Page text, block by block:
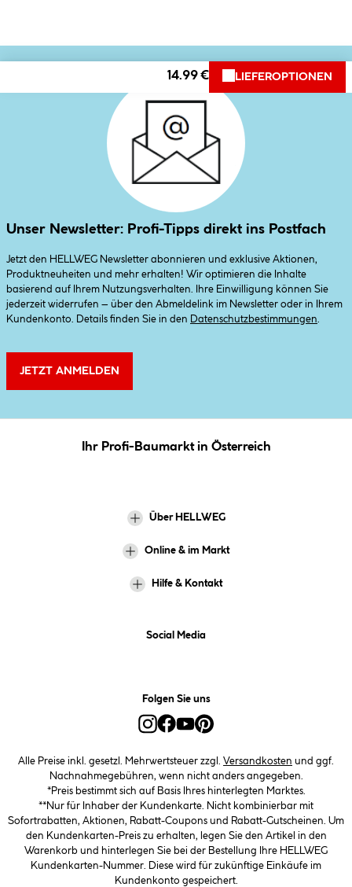
14.99 € LIEFEROPTIONEN
Unser Newsletter: Profi-Tipps direkt ins Postfach
Jetzt den HELLWEG Newsletter abonnieren und exklusive Aktionen,
Produktneuheiten und mehr erhalten! Wir optimieren die Inhalte
basierend auf Ihrem Nutzungsverhalten. Ihre Einwilligung können Sie
jederzeit widerrufen – über den Abmeldelink im Newsletter oder in Ihrem
Kundenkonto. Details finden Sie in den
Datenschutzbestimmungen
JETZT ANMELDEN
Ihr Profi-Baumarkt in Österreich
Über HELLWEG
Online & im Markt
Hilfe & Kontakt
Social Media
Folgen Sie uns
Alle Preise inkl. gesetzl. Mehrwertsteuer zzgl. Versandkosten und ggf.
Nachnahmegebühren, wenn nicht anders angegeben.
*Preis bestimmt sich auf Basis Ihres hinterlegten Marktes.
**Nur für Inhaber der Kundenkarte. Nicht kombinierbar mit
Sofortrabatten, Aktionen, Rabatt-Coupons und Rabatt-Gutscheinen. Um
den Kundenkarten-Preis zu erhalten, legen Sie den Artikel in den
Warenkorb und hinterlegen Sie bei der Bestellung Ihre HELLWEG
Kundenkarten-Nummer. Diese wird für zukünftige Einkäufe im
Kundenkonto gespeichert.